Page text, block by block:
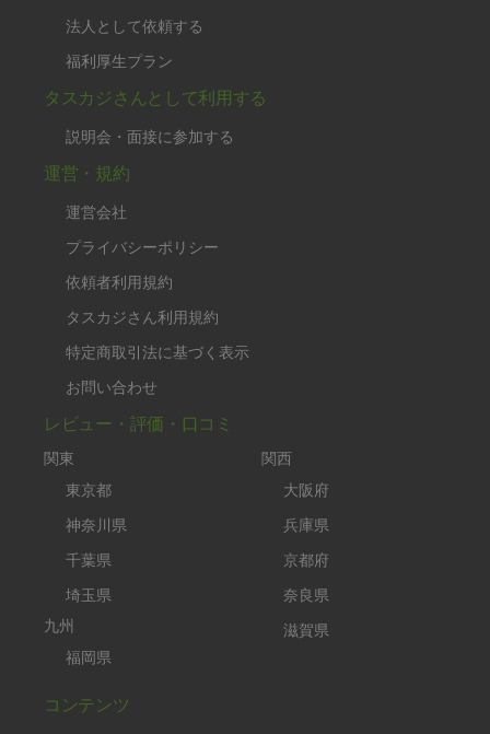
法人として依頼する
福利厚生プラン
タスカジさんとして利用する
説明会・面接に参加する
運営・規約
運営会社
プライバシーポリシー
依頼者利用規約
タスカジさん利用規約
特定商取引法に基づく表示
お問い合わせ
レビュー・評価・口コミ
関東
東京都
神奈川県
千葉県
埼玉県
九州
福岡県
関西
大阪府
兵庫県
京都府
奈良県
滋賀県
コンテンツ